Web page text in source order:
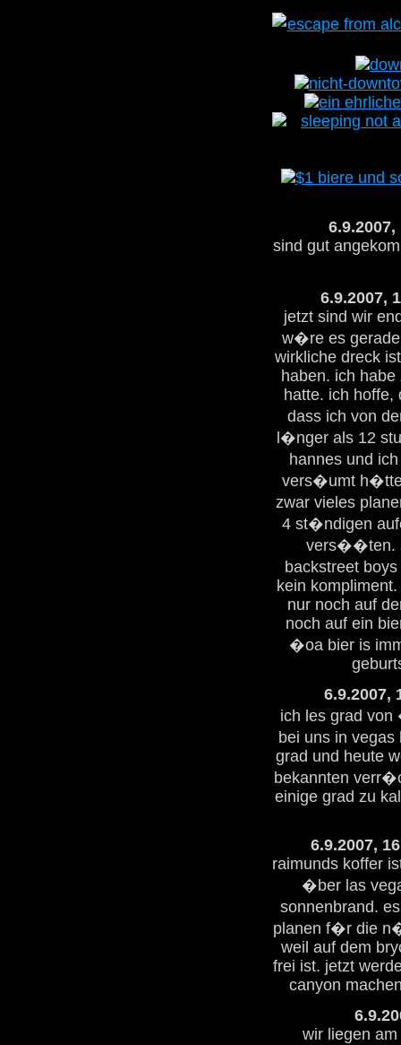
sind gut
6.9.2007,
jetzt sind wir
w�re es
wirkliche dreck
haben. ich
hatte. ich hoffe,
dass ich von
l�nger als 12
hannes und
vers�umt
zwar vieles
4 st�ndigen
vers��ten.
backstreet
kein
nur noch auf
noch auf ein
�oa bier is
6.9.2007,
ich les grad von
bei uns in
grad und heute
bekannten
einige grad zu
6.9.2007,
raimunds koffer
�ber las
sonnenbrand.
planen f�r die
weil auf dem
frei ist. jetzt
canyon
wir liegen